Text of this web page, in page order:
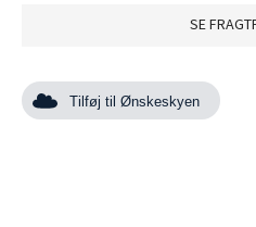
SE
Tilføj til Ønskeskyen